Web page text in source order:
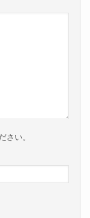
さい。